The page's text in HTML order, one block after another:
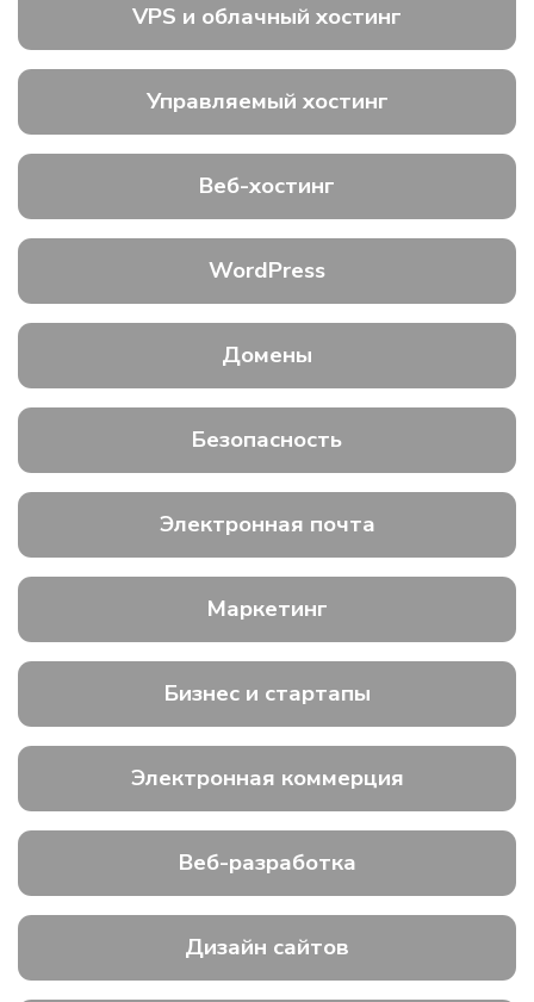
VPS и облачный хостинг
Управляемый хостинг
Веб-хостинг
WordPress
Домены
Безопасность
Электронная почта
Маркетинг
Бизнес и стартапы
Электронная коммерция
Веб-разработка
Дизайн сайтов